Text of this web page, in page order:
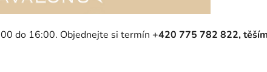
do 16:00. Objednejte si termín +420 775 782 822,